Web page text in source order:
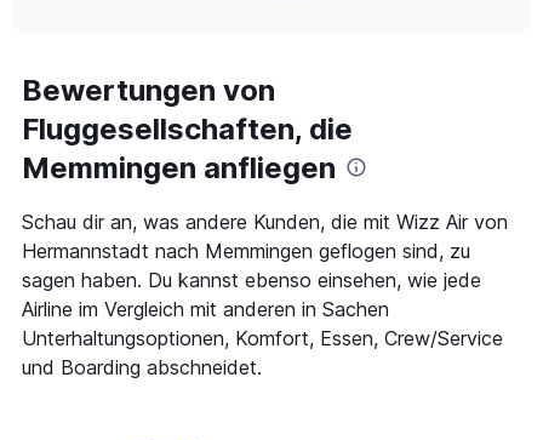
Range:
1
categories.
The
chart
1
Y
displaying
values.
Range:
0
to
Bewertungen von
Fluggesellschaften, die
Memmingen anfliegen
Schau dir an, was andere Kunden, die mit Wizz Air von
Hermannstadt nach Memmingen geflogen sind, zu
sagen haben. Du kannst ebenso einsehen, wie jede
Airline im Vergleich mit anderen in Sachen
Unterhaltungsoptionen, Komfort, Essen, Crew/Service
und Boarding abschneidet.